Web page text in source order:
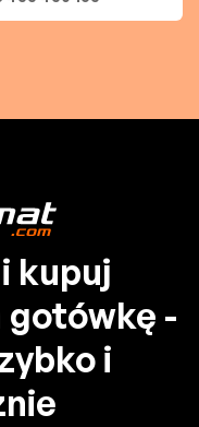
kupuj
-
i